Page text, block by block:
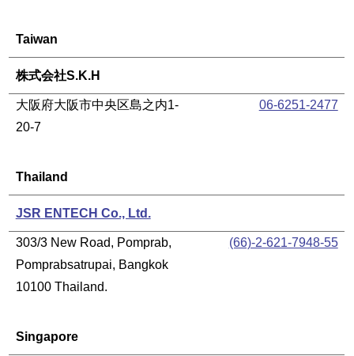
Taiwan
株式会社S.K.H
大阪府大阪市中央区島之内1-
20-7
06-6251-2477
Thailand
JSR ENTECH Co., Ltd.
303/3 New Road, Pomprab,
Pomprabsatrupai, Bangkok
10100 Thailand.
(66)-2-621-7948-55
Singapore